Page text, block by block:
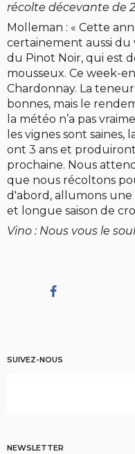
récolte décevante de
Molleman : « Cette
certainement aussi du
du Pinot Noir, qui est
mousseux. Ce week-
Chardonnay. La
bonnes, mais le
la météo n’a pas
les vignes sont
ont 3 ans et
prochaine. Nous
que nous récoltons
d'abord, allumons
et longue saison de
Vino : Nous vous le
SUIVEZ-NOUS
NEWSLETTER